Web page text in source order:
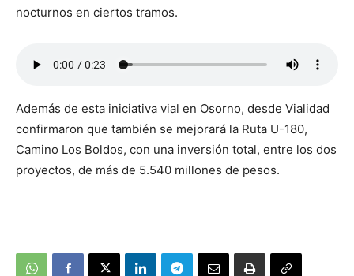
nocturnos en ciertos tramos.
Además de esta iniciativa vial en Osorno, desde Vialidad
confirmaron que también se mejorará la Ruta U-180,
Camino Los Boldos, con una inversión total, entre los dos
proyectos, de más de 5.540 millones de pesos.